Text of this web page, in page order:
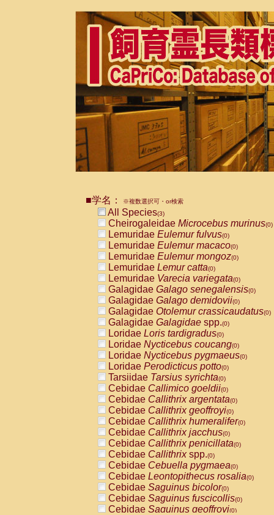
■学名： ※複数選択可・or検索
All Species(3)
Cheirogaleidae Microcebus murinus(0)
Lemuridae Eulemur fulvus(0)
Lemuridae Eulemur macaco(0)
Lemuridae Eulemur mongoz(0)
Lemuridae Lemur catta(0)
Lemuridae Varecia variegata(0)
Galagidae Galago senegalensis(0)
Galagidae Galago demidovii(0)
Galagidae Otolemur crassicaudatus(0)
Galagidae Galagidae spp.(0)
Loridae Loris tardigradus(0)
Loridae Nycticebus coucang(0)
Loridae Nycticebus pygmaeus(0)
Loridae Perodicticus potto(0)
Tarsiidae Tarsius syrichta(0)
Cebidae Callimico goeldii(0)
Cebidae Callithrix argentata(0)
Cebidae Callithrix geoffroyi(0)
Cebidae Callithrix humeralifer(0)
Cebidae Callithrix jacchus(0)
Cebidae Callithrix penicillata(0)
Cebidae Callithrixspp.(0)
Cebidae Cebuella pygmaea(0)
Cebidae Leontopithecus rosalia(0)
Cebidae Saguinus bicolor(0)
Cebidae Saguinus fuscicollis(0)
Cebidae Saguinus geoffroyi(0)